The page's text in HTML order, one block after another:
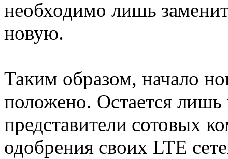
необходимо лишь
новую.
Таким образом, начало
положено. Остается лишь
представители сотовых
одобрения своих LTE